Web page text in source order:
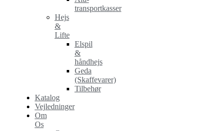
transportkasser
Hejs
&
Lifte
Elspil
&
håndhejs
Geda
(Skaffevarer)
Tilbehør
Katalog
Vejledninger
Om
Os